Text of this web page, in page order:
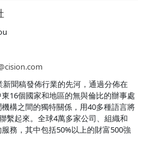
聞稿發佈行業的先河，通過分佈在
16個國家和地區的無與倫比的辦事處
構之間的獨特關係，用40多種語言將
繫起來。全球4萬多家公司、組織和
務，其中包括50%以上的財富500強